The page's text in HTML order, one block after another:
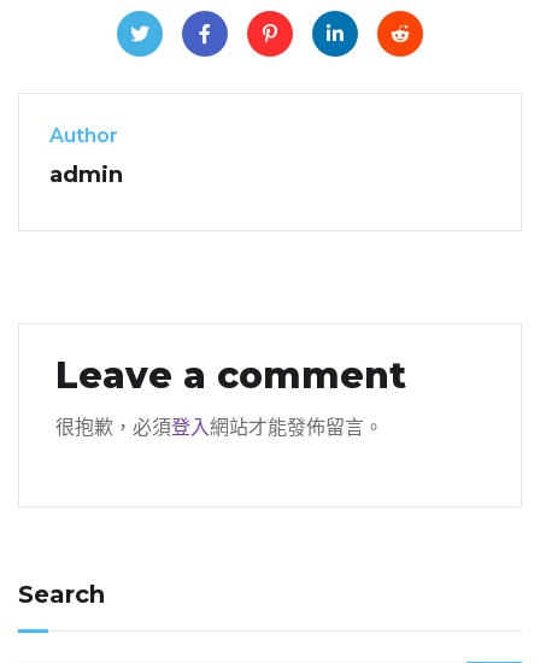
Author
admin
Leave a comment
很抱歉，必須登入網站才能發佈留言。
Search